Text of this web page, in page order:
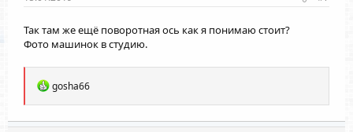
Так там же ещё поворотная ось как я понимаю стоит?
Фото машинок в студию.
Р
а
к
gosha66